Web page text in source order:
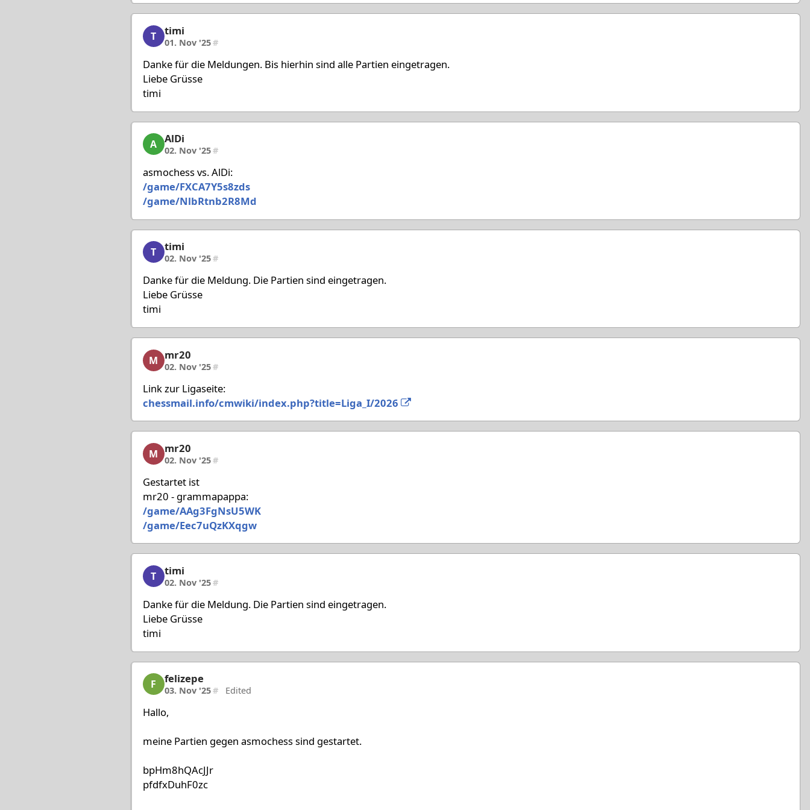
timi, 8/80, 01. Nov '25
T timi
01. Nov '25#
Danke für die Meldungen. Bis hierhin sind alle Partien eingetragen.
Liebe Grüsse
timi
AlDi, 9/80, 02. Nov '25
A AlDi
02. Nov '25#
asmochess vs. AlDi:
/game/FXCA7Y5s8zds
/game/NlbRtnb2R8Md
timi, 10/80, 02. Nov '25
T timi
02. Nov '25#
Danke für die Meldung. Die Partien sind eingetragen.
Liebe Grüsse
timi
mr20, 11/80, 02. Nov '25
M mr20
02. Nov '25#
Link zur Ligaseite:
chessmail.info/cmwiki/index.php?title=Liga_I/2026
mr20, 12/80, 02. Nov '25
M mr20
02. Nov '25#
Gestartet ist
mr20 - grammapappa:
/game/AAg3FgNsU5WK
/game/Eec7uQzKXqgw
timi, 13/80, 02. Nov '25
T timi
02. Nov '25#
Danke für die Meldung. Die Partien sind eingetragen.
Liebe Grüsse
timi
felizepe, 14/80, 03. Nov '25
F felizepe
03. Nov '25# Edited
Hallo,
meine Partien gegen asmochess sind gestartet.
bpHm8hQAcJJr
pfdfxDuhF0zc